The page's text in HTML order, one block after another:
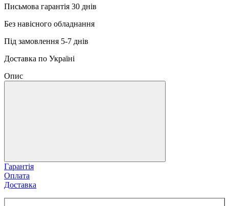
Письмова гарантія 30 днів
Без навісного обладнання
Під замовлення 5-7 днів
Доставка по Україні
Опис
Гарантія
Оплата
Доставка